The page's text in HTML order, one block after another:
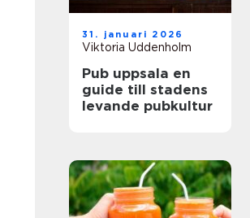
31. januari 2026
Viktoria Uddenholm
Pub uppsala en
guide till stadens
levande pubkultur